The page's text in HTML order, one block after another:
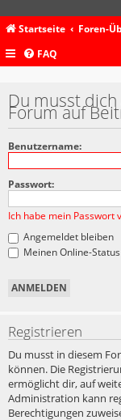
Startseite Foren-
FAQ
Du musst
Forum auf
Benutzername:
Passwort:
Ich habe mein Passwort
Angemeldet bleiben
Meinen Online-
Registrieren
Du musst in diesem
können. Die
ermöglicht dir, auf
Administration kann
Berechtigungen